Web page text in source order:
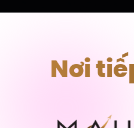
Nơi